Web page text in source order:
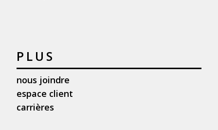
PLUS
nous joindre
espace client
carrières